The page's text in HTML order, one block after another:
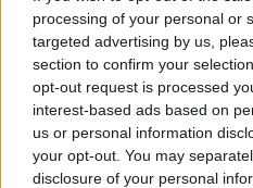
processing of your personal or
targeted advertising by us,
section to confirm your
opt-out request is processed
interest-based ads based on
us or personal information
your opt-out. You may
disclosure of your personal
részvényeket.
A nyomott olajárak és az
tartják nyomás alatt a
stabilizálódó olajár
olajcégnek. A Mol